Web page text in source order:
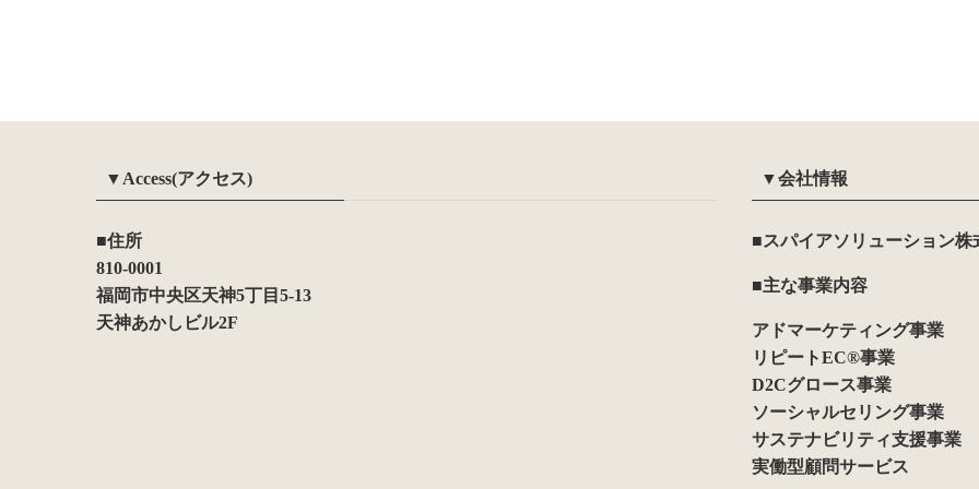
▼Access(アクセス)
■住所
810-0001
福岡市中央区天神5丁目5-13
天神あかしビル2F
▼会社情報
■スパイアソリューション株
■主な事業内容
アドマーケティング事業
リピートEC®事業
D2Cグロース事業
ソーシャルセリング事業
サステナビリティ支援事業
実働型顧問サービス